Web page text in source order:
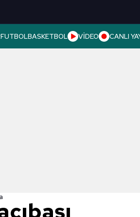
FUTBOLBASKETBOL VİDEO CANLI